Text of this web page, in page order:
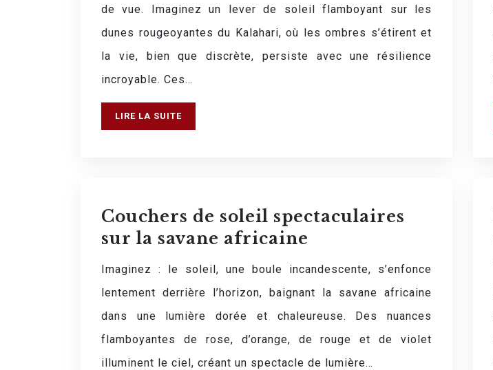
de vue. Imaginez un lever de soleil flamboyant sur les
dunes rougeoyantes du Kalahari, où les ombres s’étirent et
la vie, bien que discrète, persiste avec une résilience
incroyable. Ces…
LIRE LA SUITE
Couchers de soleil spectaculaires
sur la savane africaine
Imaginez : le soleil, une boule incandescente, s’enfonce
lentement derrière l’horizon, baignant la savane africaine
dans une lumière dorée et chaleureuse. Des nuances
flamboyantes de rose, d’orange, de rouge et de violet
illuminent le ciel, créant un spectacle de lumière…